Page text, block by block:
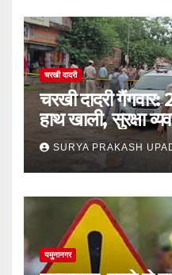
चरखी दादरी
चरखी दादरी
हाथ खाली, सुरक्षा
SURYA PRAKASH
यमुनानगर